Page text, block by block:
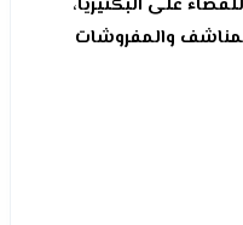
والمفروشات